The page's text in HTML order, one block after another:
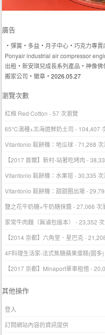
廣告
‧彈簧 ‧ 多益 ‧ 月子中心 ‧巧克力專賣
Ponyair industrial air compressor
出租 ‧新安琪兒成長系列產品 ‧神像佛
搬家公司 ‧徽章 ‧2026.05.27
瀏覽次數
紅棉 Red Cotton - 57 次瀏覽
65℃湯種+北海道鮮奶土司 - 104,407
Vitantonio 鬆餅機：地瓜球- 71,268 次
【2017 首爾】新村-站著吃烤肉 -
Vitantonio 鬆餅機：水果塔- 30,335 次
Vitantonio 鬆餅機：甜甜圈出場-
鹽之花牛奶糖+牛奶糖抹醬- 27,066 次
家常牛肉麵（無滷包版本）
- 23,352
【2014 京都】六角堂．星巴克-
4F料理生活家-法式焦糖蘋果蛋糕(圖多)
【2017 京都】Minaport單車租借-
其他操作
登入
訂閱網站內容的資訊提供